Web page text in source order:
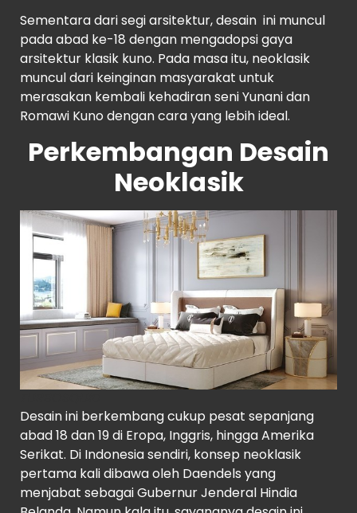
Sementara dari segi arsitektur, desain ini muncul
pada abad ke-18 dengan mengadopsi gaya
arsitektur klasik kuno. Pada masa itu, neoklasik
muncul dari keinginan masyarakat untuk
merasakan kembali kehadiran seni Yunani dan
Romawi Kuno dengan cara yang lebih ideal.
Perkembangan Desain
Neoklasik
Desain ini berkembang cukup pesat sepanjang
abad 18 dan 19 di Eropa, Inggris, hingga Amerika
Serikat. Di Indonesia sendiri, konsep neoklasik
pertama kali dibawa oleh Daendels yang
menjabat sebagai Gubernur Jenderal Hindia